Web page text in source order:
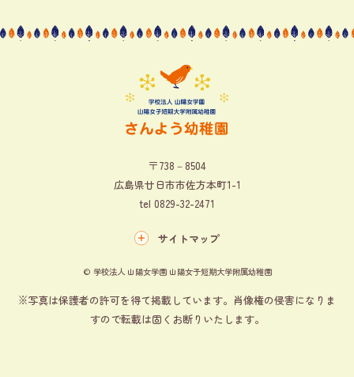
〒738－8504
広島県廿日市市佐方本町1-1
tel 0829-32-2471
サイトマップ
© 学校法人 山陽女学園 山陽女子短期大学附属幼稚園
※写真は保護者の許可を得て掲載しています。肖像権の侵害になりま
すので転載は固くお断りいたします。